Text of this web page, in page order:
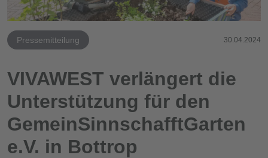
Pressemitteilung 30.04.2024
VIVAWEST verlängert die
Unterstützung für den
GemeinSinnschafftGarten
e.V. in Bottrop